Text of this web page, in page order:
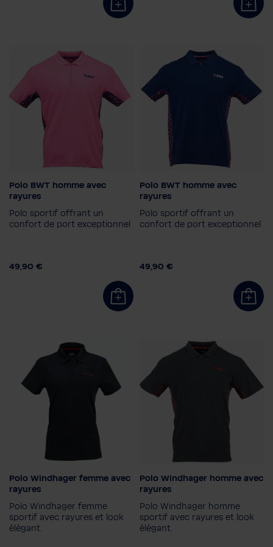
Couleur
Taille
Polo BWT homme avec
rayures
Polo sportif offrant un
confort de port exceptionnel
49,90 €
Couleur
Taille
Polo BWT homme avec
rayures
Polo sportif offrant un
confort de port exceptionnel
49,90 €
Couleur
Taille
2XL
L
Polo Windhager femme avec
rayures
Polo Windhager femme
sportif avec rayures et look
élégant.
Couleur
Taille
2XL
3XL
Polo Windhager homme avec
rayures
Polo Windhager homme
sportif avec rayures et look
élégant.